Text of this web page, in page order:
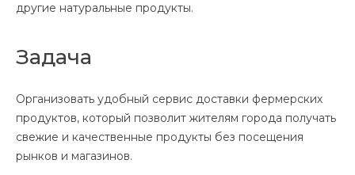
другие натуральные продукты.
Задача
Организовать удобный сервис доставки фермерских
продуктов, который позволит жителям города получать
свежие и качественные продукты без посещения
рынков и магазинов.